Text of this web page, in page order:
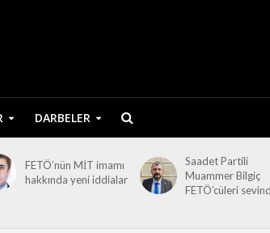
DARBELER
FETÖ’nün MİT imamı
hakkında yeni iddialar
Saadet Partili
Muammer Bilgiç
FETÖ’cüleri